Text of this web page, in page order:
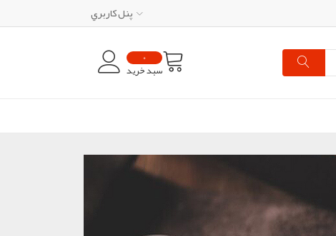
پنل کاربري
0
سبد خرید